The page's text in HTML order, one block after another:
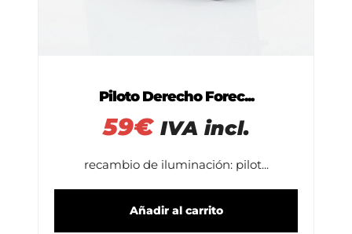
Piloto Derecho Forec...
59€ IVA incl.
recambio de iluminación: pilot...
Añadir al carrito